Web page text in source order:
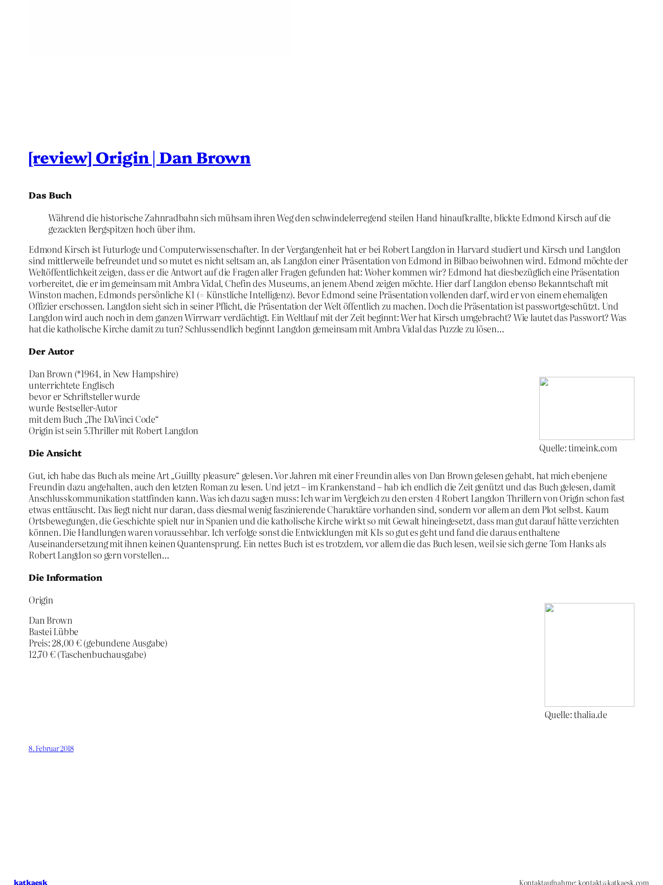
[review] Origin | Dan Brown
Das Buch
Während die historische Zahnradbahn sich mühsam ihren Weg den schwindelerregend steilen Hand hinaufkrallte, blickte Edmond Kirsch auf die
gezackten Bergspitzen hoch über ihm.
Edmond Kirsch ist Futurloge und Computerwissenschafter. In der Vergangenheit hat er bei Robert Langdon in Harvard studiert und Kirsch und Langdon
sind mittlerweile befreundet und so mutet es nicht seltsam an, als Langdon einer Präsentation von Edmond in Bilbao beiwohnen wird. Edmond möchte der
Weltöffentlichkeit zeigen, dass er die Antwort auf die Fragen aller Fragen gefunden hat: Woher kommen wir? Edmond hat diesbezüglich eine Präsentation
vorbereitet, die er im gemeinsam mit Ambra Vidal, Chefin des Museums, an jenem Abend zeigen möchte. Hier darf Langdon ebenso Bekanntschaft mit
Winston machen, Edmonds persönliche KI (= Künstliche Intelligenz). Bevor Edmond seine Präsentation vollenden darf, wird er von einem ehemaligen
Offizier erschossen. Langdon sieht sich in seiner Pflicht, die Präsentation der Welt öffentlich zu machen. Doch die Präsentation ist passwortgeschützt. Und
Langdon wird auch noch in dem ganzen Wirrwarr verdächtigt. Ein Weltlauf mit der Zeit beginnt: Wer hat Kirsch umgebracht? Wie lautet das Passwort? Was
hat die katholische Kirche damit zu tun? Schlussendlich beginnt Langdon gemeinsam mit Ambra Vidal das Puzzle zu lösen…
Der Autor
Quelle: timeink.com
Dan Brown (*1964, in New Hampshire)
unterrichtete Englisch
bevor er Schriftsteller wurde
wurde Bestseller-Autor
mit dem Buch „The DaVinci Code“
Origin ist sein 5.Thriller mit Robert Langdon
Die Ansicht
Gut, ich habe das Buch als meine Art „Guillty pleasure“ gelesen. Vor Jahren mit einer Freundin alles von Dan Brown gelesen gehabt, hat mich ebenjene
Freundin dazu angehalten, auch den letzten Roman zu lesen. Und jetzt – im Krankenstand – hab ich endlich die Zeit genützt und das Buch gelesen, damit
Anschlusskommunikation stattfinden kann. Was ich dazu sagen muss: Ich war im Vergleich zu den ersten 4 Robert Langdon Thrillern von Origin schon fast
etwas enttäuscht. Das liegt nicht nur daran, dass diesmal wenig faszinierende Charaktäre vorhanden sind, sondern vor allem an dem Plot selbst. Kaum
Ortsbewegungen, die Geschichte spielt nur in Spanien und die katholische Kirche wirkt so mit Gewalt hineingesetzt, dass man gut darauf hätte verzichten
können. Die Handlungen waren voraussehbar. Ich verfolge sonst die Entwicklungen mit KIs so gut es geht und fand die daraus enthaltene
Auseinandersetzung mit ihnen keinen Quantensprung. Ein nettes Buch ist es trotzdem, vor allem die das Buch lesen, weil sie sich gerne Tom Hanks als
Robert Langdon so gern vorstellen…
Die Information
Quelle: thalia.de
Origin
Dan Brown
Bastei Lübbe
Preis: 28,00 € (gebundene Ausgabe)
12,70 € (Taschenbuchausgabe)
8. Februar 2018
katkaesk Kontaktaufnahme: kontakt@katkaesk.com